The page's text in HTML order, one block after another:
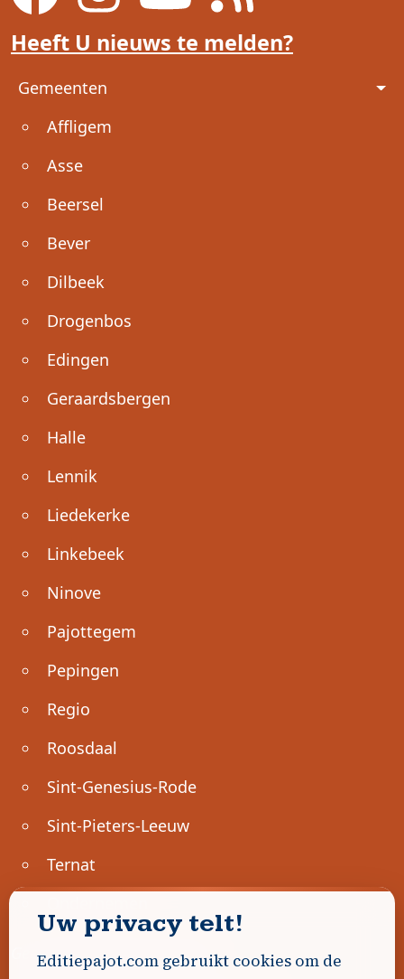
Heeft U nieuws te melden?
Voet
Gemeenten
Affligem
Asse
Beersel
Bever
Dilbeek
Drogenbos
Edingen
Geraardsbergen
Halle
Lennik
Liedekerke
Linkebeek
Ninove
Pajottegem
Pepingen
Regio
Roosdaal
Sint-Genesius-Rode
Sint-Pieters-Leeuw
Ternat
Geen advertenties gevonden.
Uw privacy telt!
Editiepajot.com gebruikt cookies om de